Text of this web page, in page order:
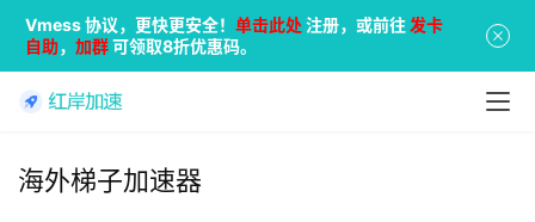
海外梯子加速器
Vmess 协议，更快更安全！ 单击此处注册，或前往 发卡
自助， 加群可领取8折优惠码。